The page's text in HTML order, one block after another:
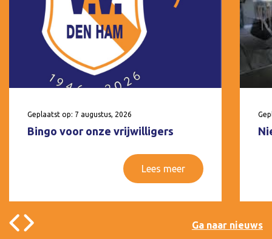
Geplaatst op: 7 augustus, 2026
Bingo voor onze vrijwilligers
Lees meer
Ga naar nieuws